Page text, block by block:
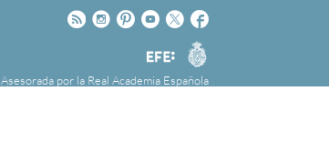
Facebook
Twitter
Youtube
Pinteres
Instagram
Rss
Agencia
EFE
Asesorada por la Real Academia Española